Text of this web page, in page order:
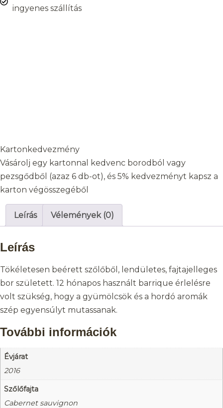
ingyenes szállítás
Kartonkedvezmény
Vásárolj egy kartonnal kedvenc borodból vagy
pezsgődből (azaz 6 db-ot), és 5% kedvezményt kapsz a
karton végösszegéből
Leírás Vélemények (0)
Leírás
Tökéletesen beérett szőlőből, lendületes, fajtajelleges
bor született. 12 hónapos használt barrique érlelésre
volt szükség, hogy a gyümölcsök és a hordó aromák
szép egyensúlyt mutassanak.
További információk
Évjárat
2016
Szőlőfajta
Cabernet sauvignon